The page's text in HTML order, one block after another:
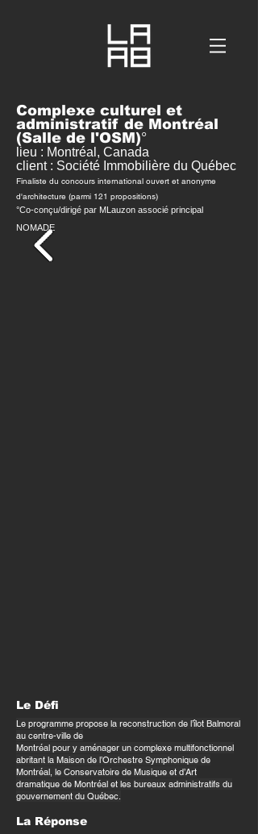
Complexe culturel et
administratif de Montréal
(Salle de l'OSM)°
lieu : Montréal, Canada
client : Société Immobilière du Québec
Finaliste du concours international ouvert et anonyme
d'architecture (parmi 121 propositions)
°Co-conçu/dirigé par MLauzon associé principal
NOMADE
Le Défi
Le programme propose la reconstruction de l’îlot Balmoral
au centre-ville de
Montréal pour y aménager un complexe multifonctionnel
abritant la Maison de l’Orchestre Symphonique de
Montréal, le Conservatoire de Musique et d’Art
dramatique de Montréal et les bureaux administratifs du
gouvernement du Québec.
La Réponse